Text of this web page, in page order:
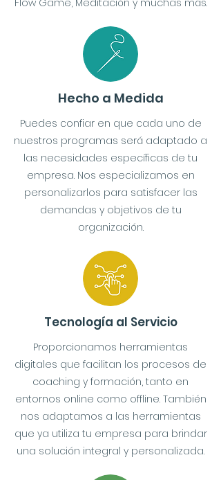
Flow Game, Meditación y muchas más.
Hecho a Medida
Puedes confiar en que cada uno de
nuestros programas será adaptado a
las necesidades específicas de tu
empresa. Nos especializamos en
personalizarlos para satisfacer las
demandas y objetivos de tu
organización.
Tecnología al Servicio
Proporcionamos herramientas
digitales que facilitan los procesos de
coaching y formación, tanto en
entornos online como offline. También
nos adaptamos a las herramientas
que ya utiliza tu empresa para brindar
una solución integral y personalizada.